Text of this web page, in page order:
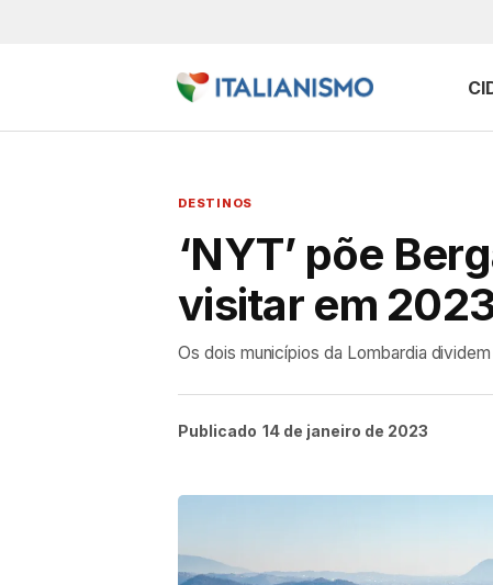
DESTINOS
‘NYT’ põe
visitar em
Os dois municípios da Lombardia
Publicado 14 de janeiro de 2023